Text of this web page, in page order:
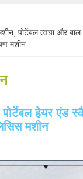
पोर्टेबल त्वचा और
मशीन
हेयर एंड
मशीन